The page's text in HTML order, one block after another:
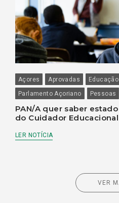
Açores Aprovadas Educação
Parlamento Açoriano
Pessoas
PAN/A quer saber
do Cuidador Educacional
LER NOTÍCIA
VER